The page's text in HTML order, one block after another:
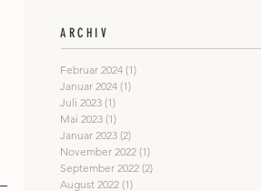
ARCHIV
Februar 2024 (1)
Januar 2024 (1)
Juli 2023 (1)
Mai 2023 (1)
Januar 2023 (2)
November 2022 (1)
September 2022 (2)
August 2022 (1)